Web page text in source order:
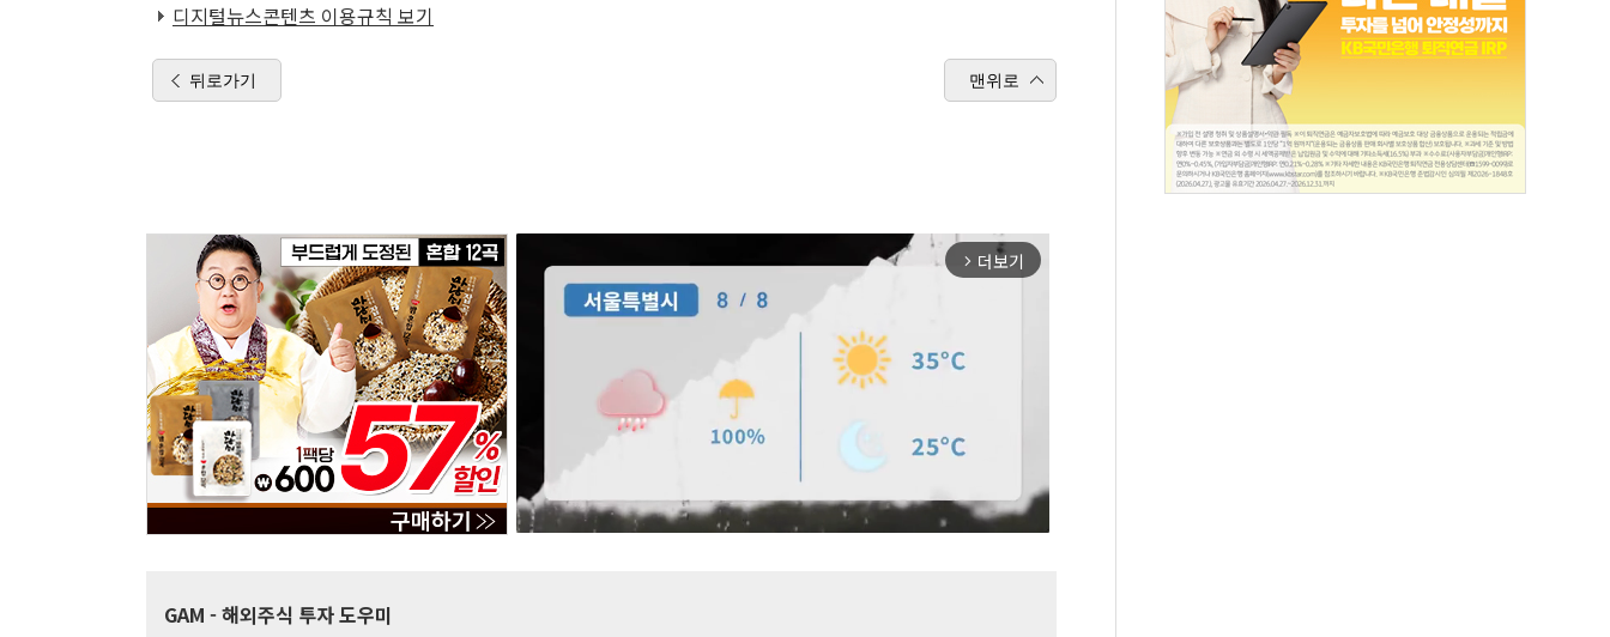
디지털뉴스콘텐츠 이용규칙 보기
뒤로가기 맨위로
arrow_forward_ios 더보기
GAM - 해외주식 투자 도우미